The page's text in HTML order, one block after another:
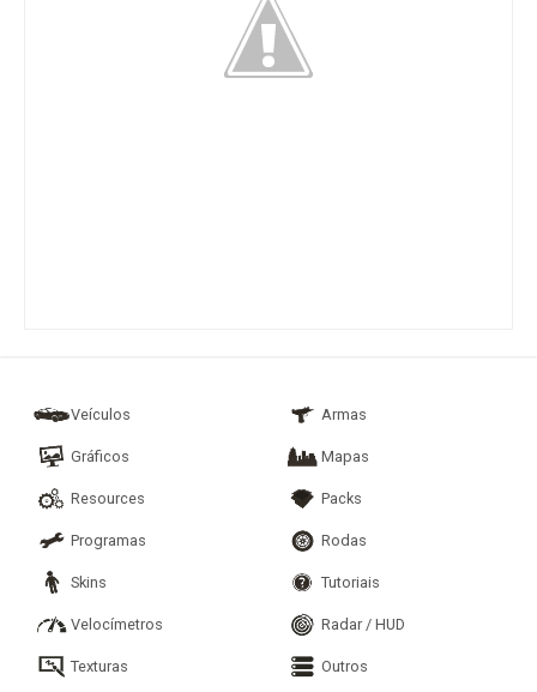
Veículos Armas
Gráficos Mapas
Resources Packs
Programas Rodas
Skins Tutoriais
Velocímetros Radar / HUD
Texturas Outros